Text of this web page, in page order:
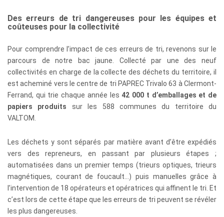
Des erreurs de tri dangereuses pour les équipes et
coûteuses pour la collectivité
Pour comprendre l’impact de ces erreurs de tri, revenons sur le
parcours de notre bac jaune. Collecté par une des neuf
collectivités en charge de la collecte des déchets du territoire, il
est acheminé vers le centre de tri PAPREC Trivalo 63 à Clermont-
Ferrand, qui trie chaque année les 42 000 t d’emballages et de
papiers produits sur les 588 communes du territoire du
VALTOM.
Les déchets y sont séparés par matière avant d’être expédiés
vers des repreneurs, en passant par plusieurs étapes ;
automatisées dans un premier temps (trieurs optiques, trieurs
magnétiques, courant de foucault…) puis manuelles grâce à
l’intervention de 18 opérateurs et opératrices qui affinent le tri. Et
c’est lors de cette étape que les erreurs de tri peuvent se révéler
les plus dangereuses.